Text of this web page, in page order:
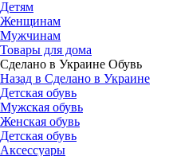
Детям
Женщинам
Мужчинам
Товары для дома
Сделано в Украине Обувь
Назад в Сделано в Украине
Детская обувь
Мужская обувь
Женская обувь
Детская обувь
Аксессуары